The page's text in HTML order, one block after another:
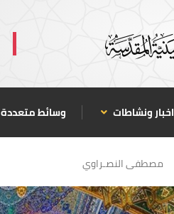
اخبار ونشاطات وسائط متعددة
مصطفى النصـراوي